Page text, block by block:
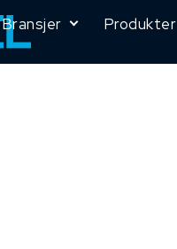
Bransjer Produkter